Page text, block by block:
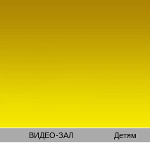
ВИДЕО-ЗАЛ Детям